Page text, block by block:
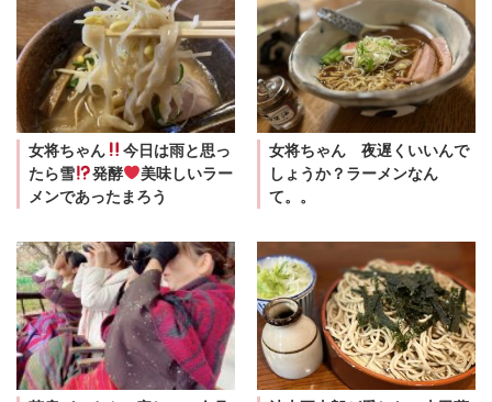
女将ちゃん
今日は雨と思っ
たら雪
発酵
美味しいラー
メンであったまろう
女将ちゃん 夜遅くいいんで
しょうか？ラーメンなん
て。。